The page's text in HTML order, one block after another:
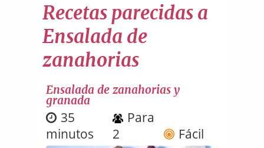
Recetas parecidas a
Ensalada de
zanahorias
Ensalada de zanahorias y
granada
35
minutos
Para
2
Fácil